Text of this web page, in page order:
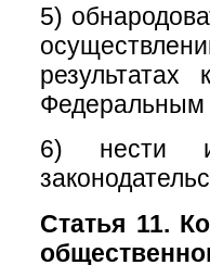
5)
Федеральным
6) нести
Статья 11.